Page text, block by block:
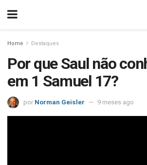
Home Destaques
Por que Saul não
em 1 Samuel 17?
por Norman Geisler 9 meses ago